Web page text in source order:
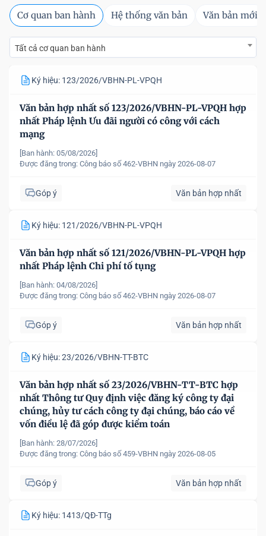
Cơ quan ban hành Hệ thống văn bản Văn bản mới
Tất cả cơ quan ban hành
Ký hiệu: 123/2026/VBHN-PL-VPQH
Văn bản hợp nhất số 123/2026/VBHN-PL-VPQH hợp
nhất Pháp lệnh Ưu đãi người có công với cách
mạng
[Ban hành: 05/08/2026]
Được đăng trong: Công báo số 462-VBHN ngày 2026-08-07
Góp ý Văn bản hợp nhất
Ký hiệu: 121/2026/VBHN-PL-VPQH
Văn bản hợp nhất số 121/2026/VBHN-PL-VPQH hợp
nhất Pháp lệnh Chi phí tố tụng
[Ban hành: 04/08/2026]
Được đăng trong: Công báo số 462-VBHN ngày 2026-08-07
Góp ý Văn bản hợp nhất
Ký hiệu: 23/2026/VBHN-TT-BTC
Văn bản hợp nhất số 23/2026/VBHN-TT-BTC hợp
nhất Thông tư Quy định việc đăng ký công ty đại
chúng, hủy tư cách công ty đại chúng, báo cáo về
vốn điều lệ đã góp được kiểm toán
[Ban hành: 28/07/2026]
Được đăng trong: Công báo số 459-VBHN ngày 2026-08-05
Góp ý Văn bản hợp nhất
Ký hiệu: 1413/QĐ-TTg